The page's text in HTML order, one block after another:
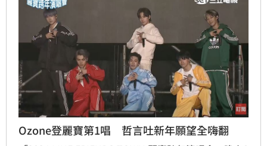
Ozone登麗寶第1唱 哲言吐新年願望全嗨翻